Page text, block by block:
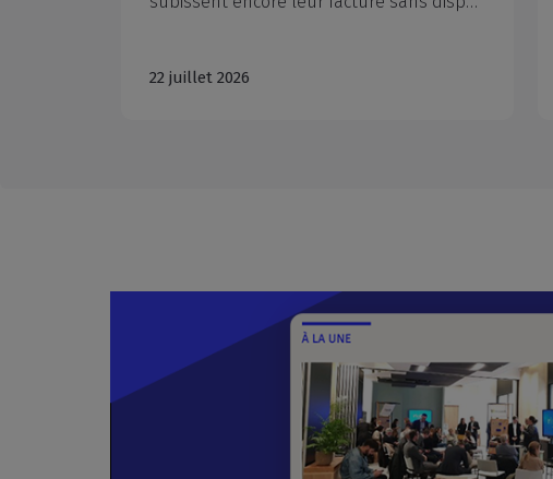
22 juillet 2026